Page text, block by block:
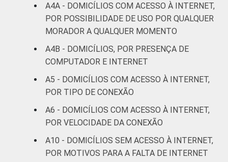
Classe
social
A 3 0 4
B 1 1
C 2
DE 1 1 5
Fonte: CGI.br/NIC.br, Centro Regional de
Estudos para o Desenvolvimento da
Sociedade da Informação (Cetic.br),
Pesquisa sobre o Uso das Tecnologias de
Informação e Comunicação nos domicílios
A4A - DOMICÍLIOS COM ACESSO À INTERNET,
POR POSSIBILIDADE DE USO POR QUALQUER
MORADOR A QUALQUER MOMENTO
A4B - DOMICÍLIOS, POR PRESENÇA DE
COMPUTADOR E INTERNET
A5 - DOMICÍLIOS COM ACESSO À INTERNET,
POR TIPO DE CONEXÃO
A6 - DOMICÍLIOS COM ACESSO À INTERNET,
POR VELOCIDADE DA CONEXÃO
A10 - DOMICÍLIOS SEM ACESSO À INTERNET,
POR MOTIVOS PARA A FALTA DE INTERNET